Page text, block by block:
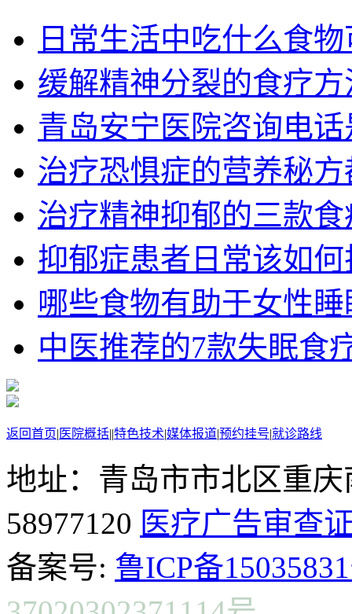
日常生活中吃什么食
缓解精神分裂的食疗
青岛安宁医院咨询电
治疗恐惧症的营养秘
治疗精神抑郁的三款
抑郁症患者日常该如
哪些食物有助于女性睡
中医推荐的7款失眠食
返回首页| 医院概括||特色技术|媒体报道|预约挂号|就诊路线
地址：青岛市市北区重
58977120 医疗广告审查
备案号: 鲁ICP备